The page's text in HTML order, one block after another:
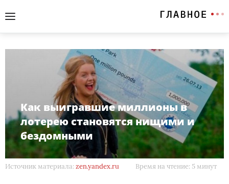
Как выигравшие миллионы в
лотерею становятся нищими и
бездомными
Источник материала: zen.yandex.ru Время на чтение: 5 минут